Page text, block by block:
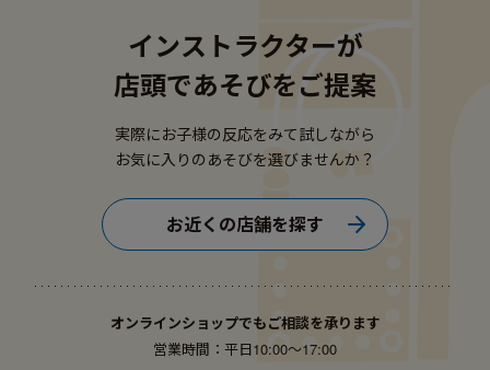
インストラクターが
店頭であそびをご提案
実際にお子様の反応をみて試しながら
お気に入りのあそびを選びませんか？
お近くの店舗を探す
オンラインショップでもご相談を承ります
営業時間：平日10:00〜17:00